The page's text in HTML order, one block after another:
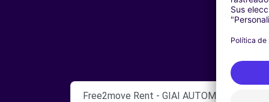
Free2move Rent - GIAI AUTOMOBILES -